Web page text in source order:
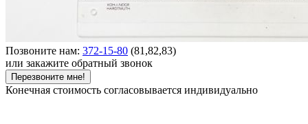
Позвоните нам: 372-15-80 (81,82,83)
или закажите обратный звонок
Перезвоните мне!
Конечная стоимость согласовывается индивидуально